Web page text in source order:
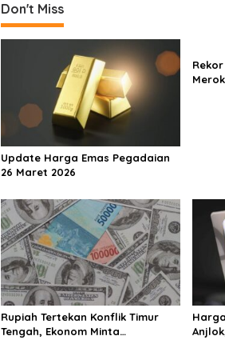
n
a
v
i
g
a
t
i
o
n
Don't Miss
Update Harga Emas Pegadaian
26 Maret 2026
Rupiah Tertekan Konflik Timur
Tengah, Ekonom Minta